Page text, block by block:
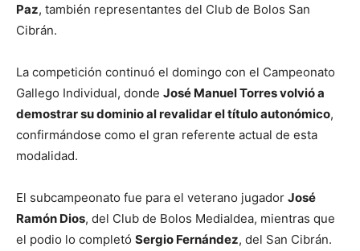
Paz, también representantes del Club de Bolos San
Cibrán.
La competición continuó el domingo con el Campeonato
Gallego Individual, donde José Manuel Torres volvió a
demostrar su dominio al revalidar el título autonómico,
confirmándose como el gran referente actual de esta
modalidad.
El subcampeonato fue para el veterano jugador José
Ramón Dios, del Club de Bolos Medialdea, mientras que
el podio lo completó Sergio Fernández, del San Cibrán.